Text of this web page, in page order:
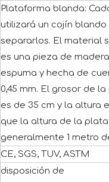
Plataforma blanda:
utilizará un cojín blando
separarlos. El material
es una pieza de
espuma y hecha de
0,45 mm. El grosor de
es de 35 cm y la altura
que la altura de la
generalmente 1 metro
CE, SGS, TUV, ASTM
disposición de